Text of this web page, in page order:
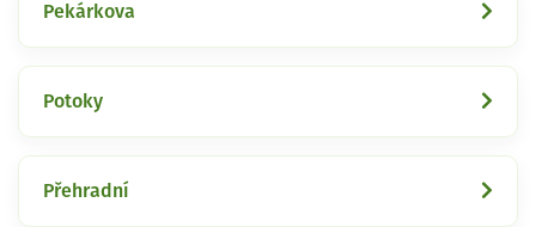
Pekárkova
Potoky
Přehradní